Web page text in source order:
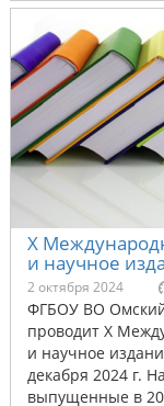
X
и научное
2 октября 2024
ФГБОУ ВО
проводит X
и научное
декабря 2024 г.
выпущенные в